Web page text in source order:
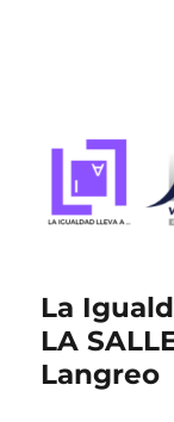
La
LA
Langreo